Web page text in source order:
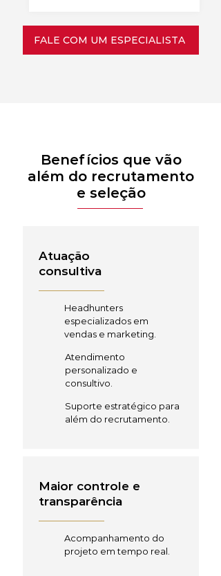
FALE COM UM ESPECIALISTA
Benefícios que vão
além do recrutamento
e seleção
Atuação
consultiva
Headhunters
especializados em
vendas e marketing.
Atendimento
personalizado e
consultivo.
Suporte estratégico para
além do recrutamento.
Maior controle e
transparência
Acompanhamento do
projeto em tempo real.